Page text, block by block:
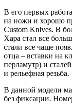
В его первых
на ножи и хорошо
Custom Knives. В
Хара стал все
стали все чаще
отца – вставки на
перламутр) и
и рельефная резьба.
В данной модели
без фиксации.